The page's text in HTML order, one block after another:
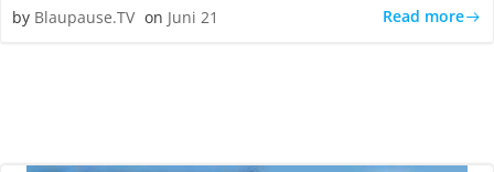
by Blaupause.TV on Juni 21 Read more